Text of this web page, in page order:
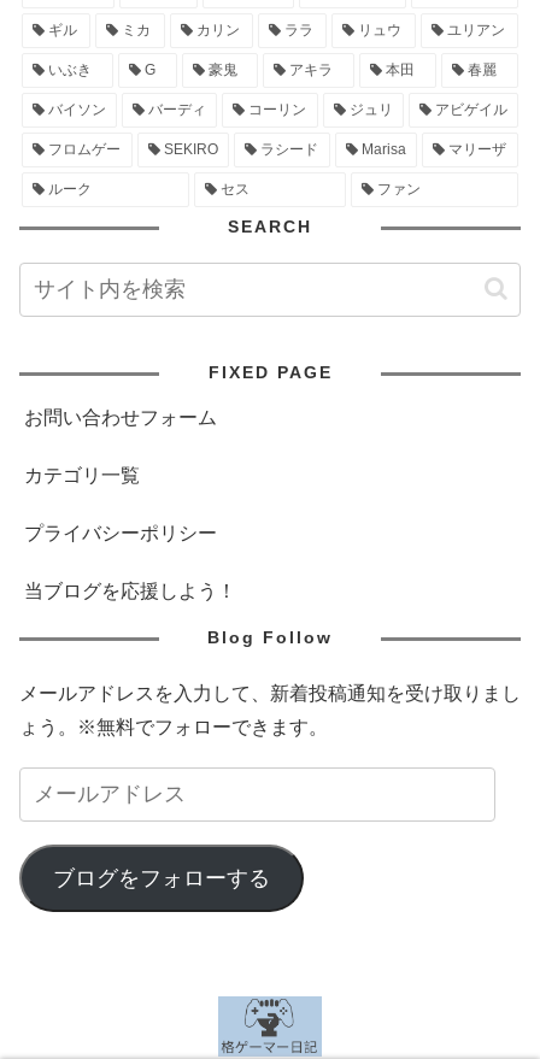
ギル ミカ カリン ララ リュウ ユリアン
いぶき G 豪鬼 アキラ 本田 春麗
バイソン バーディ コーリン ジュリ アビゲイル
フロムゲー SEKIRO ラシード Marisa マリーザ
ルーク セス ファン
SEARCH
FIXED PAGE
お問い合わせフォーム
カテゴリ一覧
プライバシーポリシー
当ブログを応援しよう！
Blog Follow
メールアドレスを入力して、新着投稿通知を受け取りまし
ょう。※無料でフォローできます。
ブログをフォローする